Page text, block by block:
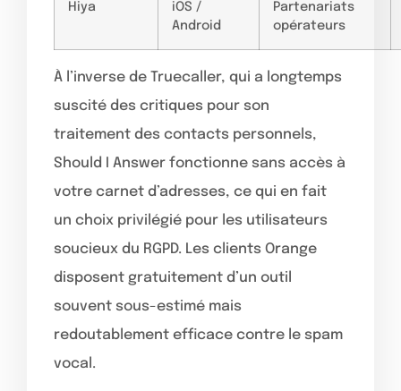
Hiya
iOS /
Android
Partenariats
opérateurs
À l’inverse de Truecaller, qui a longtemps
suscité des critiques pour son
traitement des contacts personnels,
Should I Answer fonctionne sans accès à
votre carnet d’adresses, ce qui en fait
un choix privilégié pour les utilisateurs
soucieux du RGPD. Les clients Orange
disposent gratuitement d’un outil
souvent sous-estimé mais
redoutablement efficace contre le spam
vocal.